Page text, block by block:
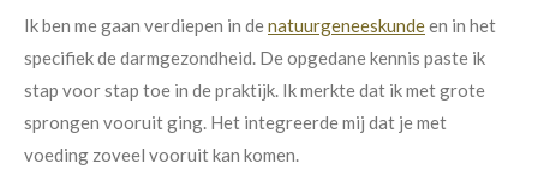
Ik ben me gaan verdiepen in denatuurgeneeskundeen in het
specifiek de darmgezondheid. De opgedane kennis paste ik
stap voor stap toe in de praktijk. Ik merkte dat ik met grote
sprongen vooruit ging. Het integreerde mij dat je met
voeding zoveel vooruit kan komen.